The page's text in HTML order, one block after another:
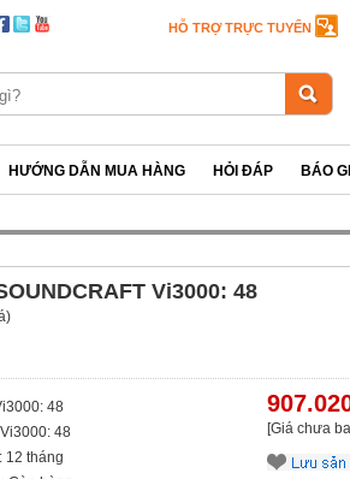
HỖ TRỢ TRỰC TUYẾN
HƯỚNG DẪN MUA HÀNG HỎI ĐÁP BÁO
Vi3000: 48
48
48
12 tháng
[Giá chưa